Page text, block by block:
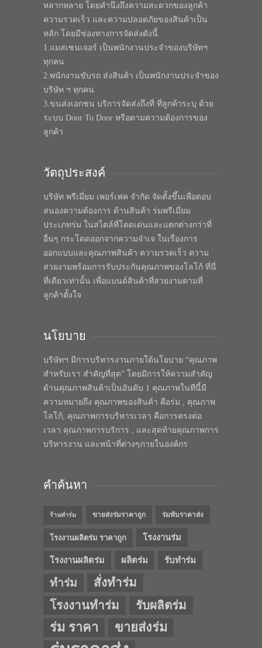
หลากหลาย โดยคำนึงถึงความสะดวกของลูกค้า
ความรวดเร็ว และความปลอดภัยของสินค้าเป็น
หลัก โดยมีช่องทางการจัดส่งดังนี้
1.แมสเซนเจอร์ เป็นพนักงานประจำของบริษัทฯ
ทุกคน
2.พนักงานขับรถ ส่งสินค้า เป็นพนักงานประจำของ
บริษัท ฯ ทุกคน
3.ขนส่งเอกชน บริการจัดส่งถึงที่ ที่ลูกค้าระบุ ด้วย
ระบบ Door To Door หรือตามความต้องการของ
ลูกค้า
วัตถุประสงค์
บริษัท พรีเมี่ยม เพอร์เฟค จำกัด จัดตั้งขึ้นเพื่อตอบ
สนองความต้องการ ด้านสินค้า ร่มพรีเมี่ยม
ประเภทร่ม ในสไตล์ที่โดดเด่นและแตกต่างกว่าที่
อื่นๆ กระโดดออกจากความจำเจ ในเรื่องการ
ออกแบบและคุณภาพสินค้า ความรวดเร็ว ความ
สวยงามพร้อมการรับประกันคุณภาพของโลโก้ ที่นี่
ที่เดียวเท่านั้น เพื่อแบนด์สินค้าที่สวยงามตามที่
ลูกค้าตั้งใจ
นโยบาย
บริษัทฯ มีการบริหารงานภายใต้นโยบาย “คุณภาพ
สำหรับเรา สำคัญที่สุด” โดยมีการให้ความสำคัญ
ด้านคุณภาพสินค้าเป็นอันดับ 1 คุณภาพในทีนี้มี
ความหมายถึง คุณภาพของสินค้า คือร่ม , คุณภาพ
โลโก้, คุณภาพการบริหารเวลา คือการตรงต่อ
เวลา คุณภาพการบริการ , และสุดท้ายคุณภาพการ
บริหารงาน และหน้าที่ต่างๆภายในองค์กร
คำค้นหา
ร้านทำร่ม ขายส่งร่มราคาถูก ร่มพับราคาส่ง
โรงงานผลิตร่ม ราคาถูก โรงงานร่ม
โรงงานผลิตร่ม ผลิตร่ม รับทำร่ม
ทำร่ม
สั่งทำร่ม
โรงงานทำร่ม
รับผลิตร่ม
ร่ม ราคา ขายส่งร่ม